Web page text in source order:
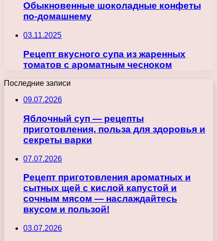
Обыкновенные шоколадные конфеты
по-домашнему
03.11.2025
Рецепт вкусного супа из жаренных
томатов с ароматным чесноком
Последние записи
09.07.2026
Яблочный суп — рецепты
приготовления, польза для здоровья и
секреты варки
07.07.2026
Рецепт приготовления ароматных и
сытных щей с кислой капустой и
сочным мясом — наслаждайтесь
вкусом и пользой!
03.07.2026